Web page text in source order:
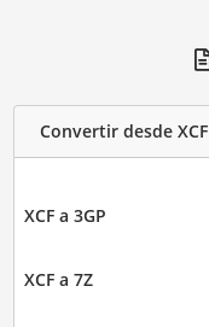
Convertir desde XCF
XCF a 3GP
XCF a 7Z